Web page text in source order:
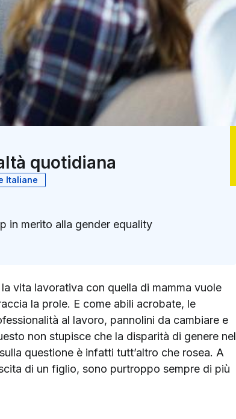
quotidiana
Italiane
in merito alla gender equality
vita lavorativa con quella di mamma vuole
la prole. E come abili acrobate, le
al lavoro, pannolini da cambiare e
non stupisce che la disparità di genere nel
questione è infatti tutt’altro che rosea. A
di un figlio, sono purtroppo sempre di più